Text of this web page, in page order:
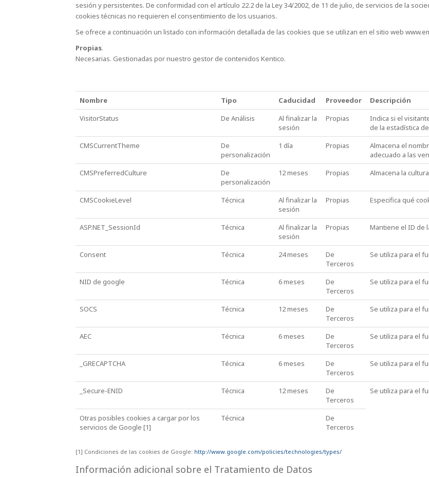
sesión y persistentes. De conformidad con el artículo 22.2 de la Ley 34/2002, de 11 de julio, de servicios de la
cookies técnicas no requieren el consentimiento de los usuarios.
Se ofrece a continuación un listado con información detallada de las cookies que se utilizan en el sitio web
Propias.
Necesarias. Gestionadas por nuestro gestor de contenidos Kentico.
Nombre Tipo Caducidad Proveedor
Descripción
VisitorStatus
De Análisis
Al finalizar la
sesión
Propias
Indica si el
de la estadística
CMSCurrentTheme
De
personalización
1 día Propias
Almacena el
adecuado a las
CMSPreferredCulture
De
personalización
12 meses Propias Almacena la
CMSCookieLevel Técnica
Al finalizar la
sesión
Propias Especifica qué
ASP.NET_SessionId Técnica
Al finalizar la
sesión
Propias Mantiene el ID de
Consent Técnica 24 meses
De
Terceros
Se utiliza para el
NID de google Técnica 6 meses
De
Terceros
Se utiliza para el
SOCS Técnica 12 meses
De
Terceros
Se utiliza para el
AEC Técnica 6 meses
De
Terceros
Se utiliza para el
_GRECAPTCHA Técnica 6 meses
De
Terceros
Se utiliza para el
_Secure-ENID Técnica 12 meses
De
Terceros
Se utiliza para el
Otras posibles cookies a cargar por los
servicios de Google [1]
Técnica
De
Terceros
[1] Condiciones de las cookies de Google: http://www.google.com/policies/technologies/types/
Información adicional sobre el Tratamiento de Datos